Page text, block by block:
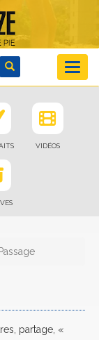
VIDÉOS
Passage
partage, «